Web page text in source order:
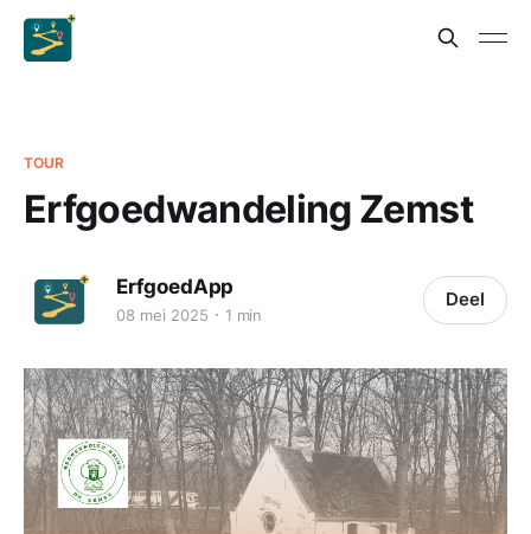
TOUR
Erfgoedwandeling Zemst
ErfgoedApp
08 mei 2025 1 min
Deel